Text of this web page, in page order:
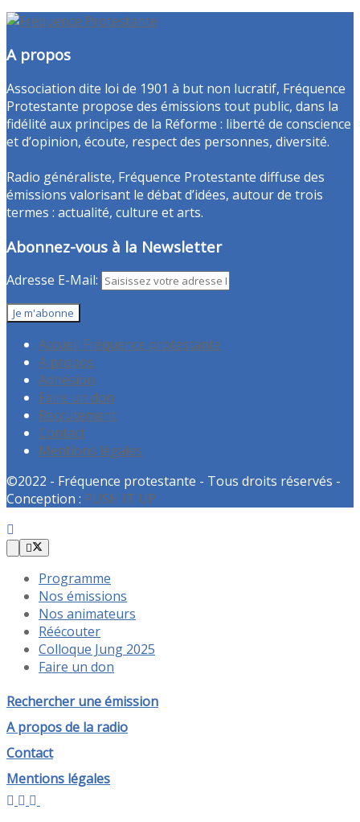
A propos
Association dite loi de 1901 à but non lucratif, Fréquence
Protestante propose des émissions tout public, dans la
fidélité aux principes de la Réforme : liberté de conscience
et d’opinion, écoute, respect des personnes, diversité.
Radio généraliste, Fréquence Protestante diffuse des
émissions valorisant le débat d’idées, autour de trois
termes : actualité, culture et arts.
Abonnez-vous à la Newsletter
Adresse E-Mail:
Accueil Fréquence protestante
A propos
Adhésion
Faire un don
Recrutement
Contact
Mentions légales
©2022 - Fréquence protestante - Tous droits réservés -
Conception : PUSH IT UP
Programme
Nos émissions
Nos animateurs
Réécouter
Colloque Jung 2025
Faire un don
Rechercher une émission
A propos de la radio
Contact
Mentions légales